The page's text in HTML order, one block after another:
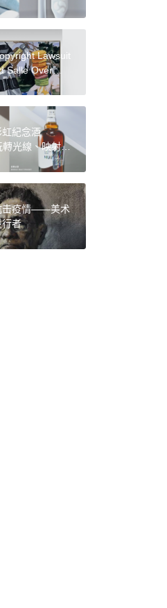
溫柔有力，刷
Lawsuit
Salle Over
from
紀念酒
光線、映射閃
傲與友善包容
击疫情——美术
行者